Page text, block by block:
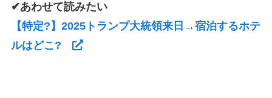
✔あわせて読みたい
【特定?】2025トランプ大統領来日→宿泊するホテ
ルはどこ?